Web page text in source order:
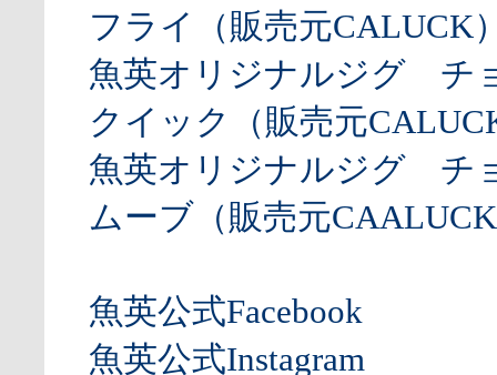
フライ（販売元CALUCK
魚英オリジナルジグ チ
クイック（販売元
魚英オリジナルジグ チ
ムーブ（販売元
魚英公式Facebook
魚英公式Instagram